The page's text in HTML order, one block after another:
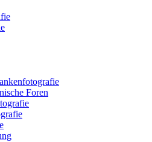
Foren